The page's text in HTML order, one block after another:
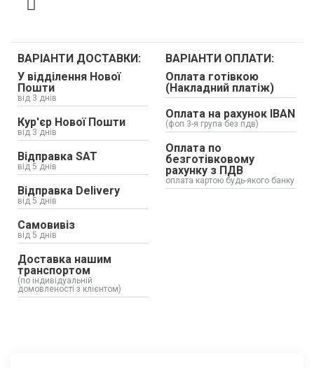
ВАРІАНТИ ДОСТАВКИ:
У відділення Нової
Пошти
від 3 днів
Кур'єр Нової Пошти
від 3 днів
Відправка SAT
від 5 днів
Відправка Delivery
від 5 днів
Самовивіз
від 5 днів
Доставка нашим
транспортом
(по індивідуальній
домовленості з клієнтом)
ВАРІАНТИ ОПЛАТИ:
Оплата готівкою
(Накладний платіж)
Оплата на рахунок IBAN
(фоп 3-я група без пдв)
Оплата по
безготівковому
рахунку з ПДВ
оплата картою будь-якого банку